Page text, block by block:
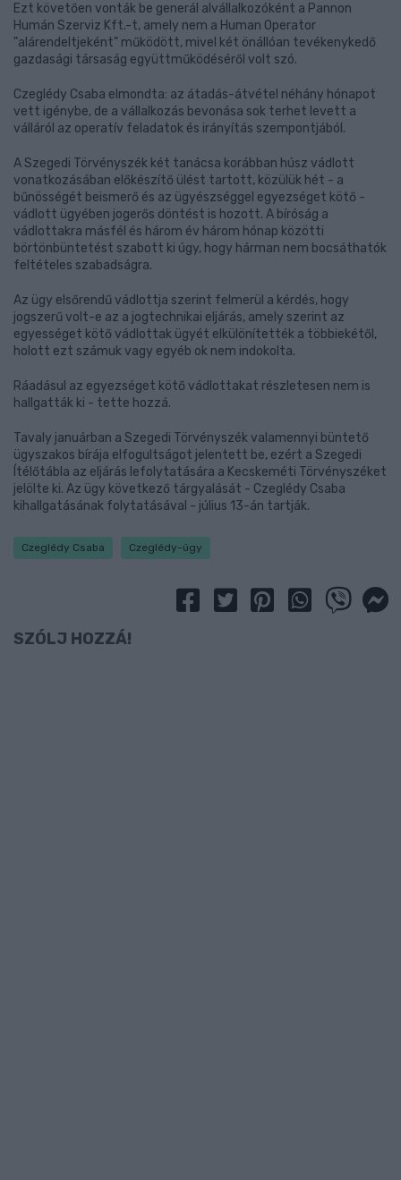
Ezt követően vonták be generál alvállalkozóként a Pannon
Humán Szerviz Kft.-t, amely nem a Human Operator
"alárendeltjeként" működött, mivel két önállóan tevékenykedő
gazdasági társaság együttműködéséről volt szó.
Czeglédy Csaba elmondta: az átadás-átvétel néhány hónapot
vett igénybe, de a vállalkozás bevonása sok terhet levett a
válláról az operatív feladatok és irányítás szempontjából.
A Szegedi Törvényszék két tanácsa korábban húsz vádlott
vonatkozásában előkészítő ülést tartott, közülük hét - a
bűnösségét beismerő és az ügyészséggel egyezséget kötő -
vádlott ügyében jogerős döntést is hozott. A bíróság a
vádlottakra másfél és három év három hónap közötti
börtönbüntetést szabott ki úgy, hogy hárman nem bocsáthatók
feltételes szabadságra.
Az ügy elsőrendű vádlottja szerint felmerül a kérdés, hogy
jogszerű volt-e az a jogtechnikai eljárás, amely szerint az
egyességet kötő vádlottak ügyét elkülönítették a többiekétől,
holott ezt számuk vagy egyéb ok nem indokolta.
Ráadásul az egyezséget kötő vádlottakat részletesen nem is
hallgatták ki - tette hozzá.
Tavaly januárban a Szegedi Törvényszék valamennyi büntető
ügyszakos bírája elfogultságot jelentett be, ezért a Szegedi
Ítélőtábla az eljárás lefolytatására a Kecskeméti Törvényszéket
jelölte ki. Az ügy következő tárgyalását - Czeglédy Csaba
kihallgatásának folytatásával - július 13-án tartják.
Czeglédy Csaba Czeglédy-ügy
SZÓLJ HOZZÁ!